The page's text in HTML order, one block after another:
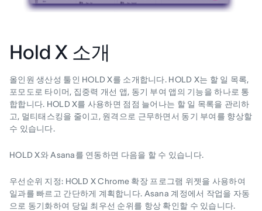
Hold X 소개
올인원 생산성 툴인 HOLD X를 소개합니다. HOLD X는 할 일 목록,
포모도로 타이머, 집중력 개선 앱, 동기 부여 앱의 기능을 하나로 통
합합니다. HOLD X를 사용하면 점점 늘어나는 할 일 목록을 관리하
고, 멀티태스킹을 줄이고, 원격으로 근무하면서 동기 부여를 향상할
수 있습니다.
HOLD X와 Asana를 연동하면 다음을 할 수 있습니다.
우선순위 지정: HOLD X Chrome 확장 프로그램 위젯을 사용하여
일과를 빠르고 간단하게 계획합니다. Asana 계정에서 작업을 자동
으로 동기화하여 당일 최우선 순위를 항상 확인할 수 있습니다.